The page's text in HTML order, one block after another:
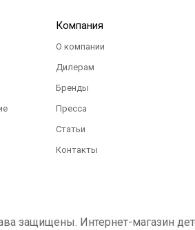
Компания
О компании
Дилерам
Бренды
Пресса
Статьи
Контакты
защищены. Интернет-магазин